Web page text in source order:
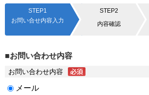
STEP1
お問い合せ内容入力
STEP2
内容確認
■お問い合わせ内容
お問い合わせ内容
メール